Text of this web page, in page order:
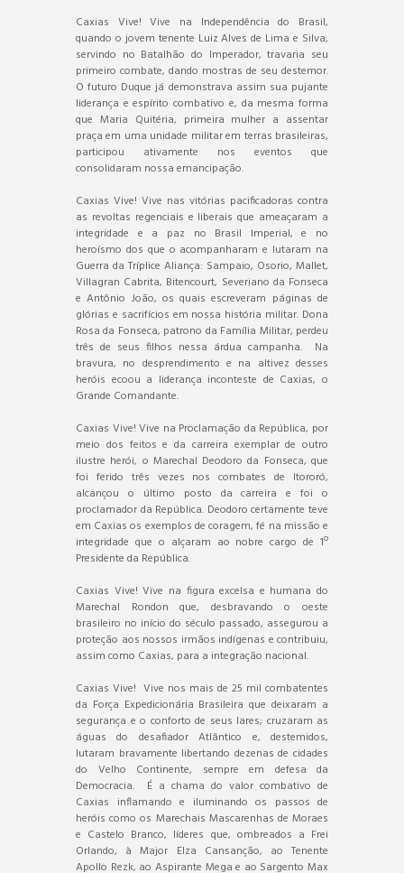
Caxias Vive! Vive na Independência do Brasil,
quando o jovem tenente Luiz Alves de Lima e Silva,
servindo no Batalhão do Imperador, travaria seu
primeiro combate, dando mostras de seu destemor.
O futuro Duque já demonstrava assim sua pujante
liderança e espírito combativo e, da mesma forma
que Maria Quitéria, primeira mulher a assentar
praça em uma unidade militar em terras brasileiras,
participou ativamente nos eventos que
consolidaram nossa emancipação.
Caxias Vive! Vive nas vitórias pacificadoras contra
as revoltas regenciais e liberais que ameaçaram a
integridade e a paz no Brasil Imperial, e no
heroísmo dos que o acompanharam e lutaram na
Guerra da Tríplice Aliança: Sampaio, Osorio, Mallet,
Villagran Cabrita, Bitencourt, Severiano da Fonseca
e Antônio João, os quais escreveram páginas de
glórias e sacrifícios em nossa história militar. Dona
Rosa da Fonseca, patrono da Família Militar, perdeu
três de seus filhos nessa árdua campanha. Na
bravura, no desprendimento e na altivez desses
heróis ecoou a liderança inconteste de Caxias, o
Grande Comandante.
Caxias Vive! Vive na Proclamação da República, por
meio dos feitos e da carreira exemplar de outro
ilustre herói, o Marechal Deodoro da Fonseca, que
foi ferido três vezes nos combates de Itororó,
alcançou o último posto da carreira e foi o
proclamador da República. Deodoro certamente teve
em Caxias os exemplos de coragem, fé na missão e
integridade que o alçaram ao nobre cargo de 1º
Presidente da República.
Caxias Vive! Vive na figura excelsa e humana do
Marechal Rondon que, desbravando o oeste
brasileiro no início do século passado, assegurou a
proteção aos nossos irmãos indígenas e contribuiu,
assim como Caxias, para a integração nacional.
Caxias Vive! Vive nos mais de 25 mil combatentes
da Força Expedicionária Brasileira que deixaram a
segurança e o conforto de seus lares; cruzaram as
águas do desafiador Atlântico e, destemidos,
lutaram bravamente libertando dezenas de cidades
do Velho Continente, sempre em defesa da
Democracia. É a chama do valor combativo de
Caxias inflamando e iluminando os passos de
heróis como os Marechais Mascarenhas de Moraes
e Castelo Branco, líderes que, ombreados a Frei
Orlando, à Major Elza Cansanção, ao Tenente
Apollo Rezk, ao Aspirante Mega e ao Sargento Max